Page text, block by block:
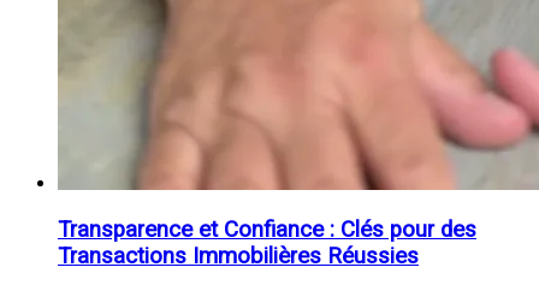
Transparence et Confiance : Clés pour des
Transactions Immobilières Réussies